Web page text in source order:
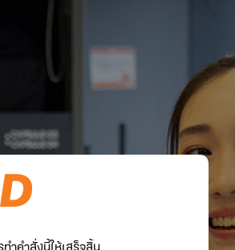
ำคำสั่งนี้ให้เสร็จสิ้น